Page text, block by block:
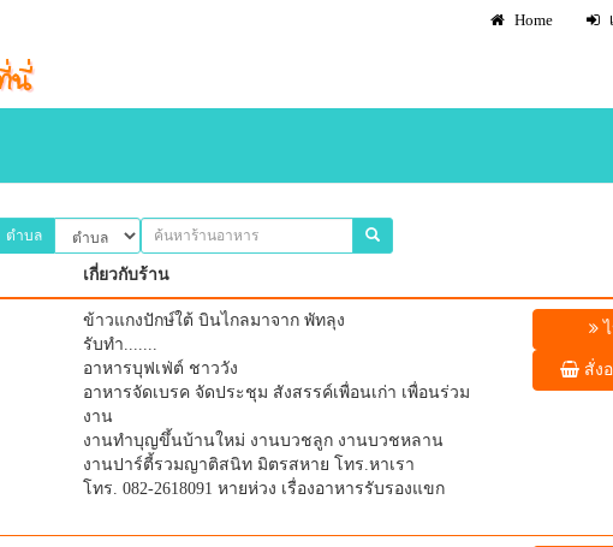
Home
ตำบล
เกี่ยวกับร้าน
ข้าวแกงปักษ์ใต้ บินไกลมาจาก พัทลุง
รับทำ.......
อาหารบุฟเฟ่ต์ ชาววัง
อาหารจัดเบรค จัดประชุม สังสรรค์เพื่อนเก่า เพื่อนร่วม
งาน
งานทำบุญขึ้นบ้านใหม่ งานบวชลูก งานบวชหลาน
งานปาร์ตี้รวมญาติสนิท มิตรสหาย โทร.หาเรา
โทร. 082-2618091 หายห่วง เรื่องอาหารรับรองแขก
สั่ง